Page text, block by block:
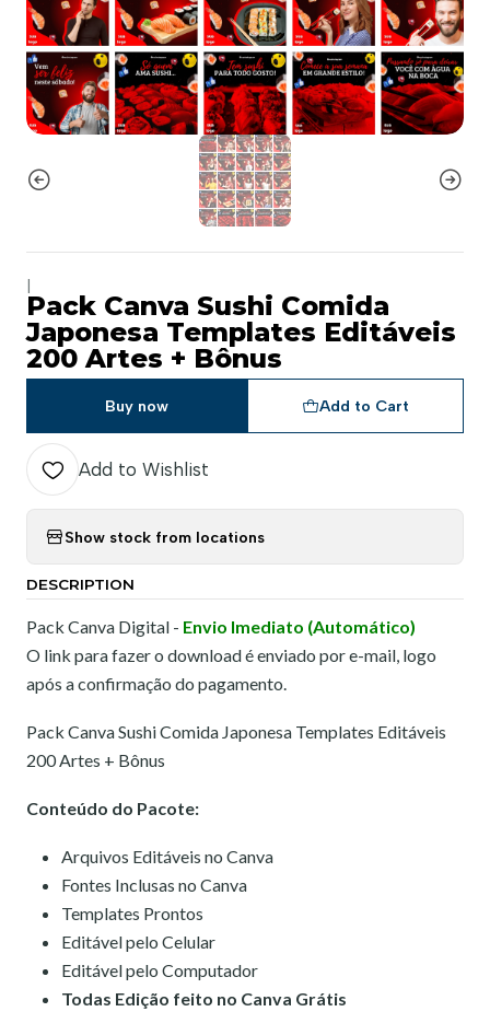
Pack Canva Sushi Comida
Japonesa Templates Editáveis
200 Artes + Bônus
Add to Cart
Buy now
Add to Wishlist
Show stock from locations
DESCRIPTION
Pack Canva Digital - Envio Imediato (Automático)
O link para fazer o download é enviado por e-mail, logo
após a confirmação do pagamento.
Pack Canva Sushi Comida Japonesa Templates Editáveis
200 Artes + Bônus
Conteúdo do Pacote:
Arquivos Editáveis no Canva
Fontes Inclusas no Canva
Templates Prontos
Editável pelo Celular
Editável pelo Computador
Todas Edição feito no Canva Grátis